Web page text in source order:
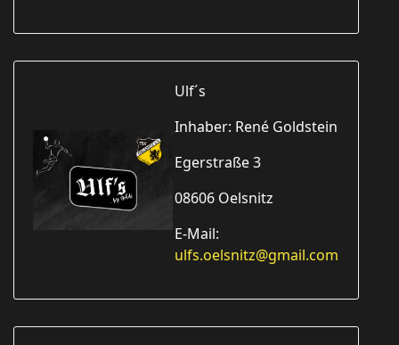
Ulf´s
Inhaber: René Goldstein
Egerstraße 3
08606 Oelsnitz
E-Mail:
ulfs.oelsnitz@gmail.com